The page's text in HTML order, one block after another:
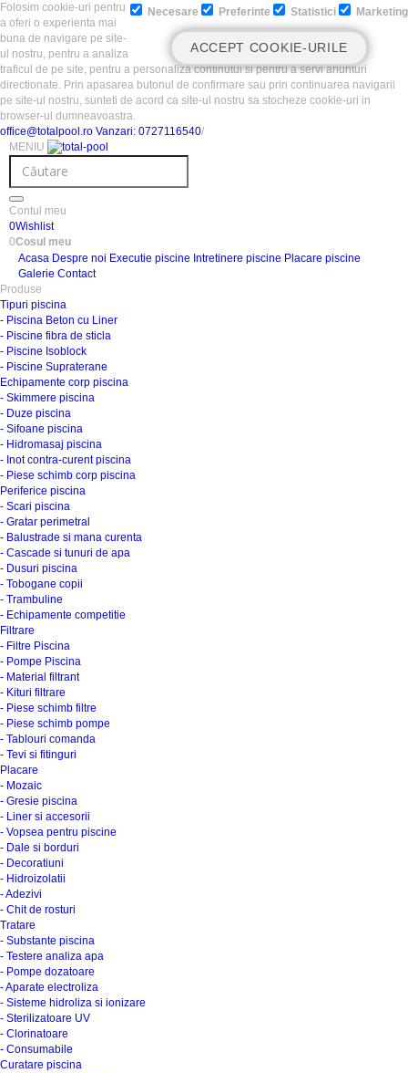
Necesare Preferinte Statistici Marketing
ACCEPT COOKIE-URILE
Folosim cookie-uri pentru
a oferi o experienta mai
buna de navigare pe site-
ul nostru, pentru a analiza
traficul de pe site, pentru a personaliza continutul si pentru a servi anunturi
directionate. Prin apasarea butonul de confirmare sau prin continuarea navigarii
pe site-ul nostru, sunteti de acord ca site-ul nostru sa stocheze cookie-uri in
browser-ul dumneavoastra.
office@totalpool.ro Vanzari: 0727116540/
MENIU
Contul meu
0Wishlist
0Cosul meu
Acasa Despre noi Executie piscine Intretinere piscine Placare piscine
Galerie Contact
Produse
Tipuri piscina
- Piscina Beton cu Liner
- Piscine fibra de sticla
- Piscine Isoblock
- Piscine Supraterane
Echipamente corp piscina
- Skimmere piscina
- Duze piscina
- Sifoane piscina
- Hidromasaj piscina
- Inot contra-curent piscina
- Piese schimb corp piscina
Periferice piscina
- Scari piscina
- Gratar perimetral
- Balustrade si mana curenta
- Cascade si tunuri de apa
- Dusuri piscina
- Tobogane copii
- Trambuline
- Echipamente competitie
Filtrare
- Filtre Piscina
- Pompe Piscina
- Material filtrant
- Kituri filtrare
- Piese schimb filtre
- Piese schimb pompe
- Tablouri comanda
- Tevi si fitinguri
Placare
- Mozaic
- Gresie piscina
- Liner si accesorii
- Vopsea pentru piscine
- Dale si borduri
- Decoratiuni
- Hidroizolatii
- Adezivi
- Chit de rosturi
Tratare
- Substante piscina
- Testere analiza apa
- Pompe dozatoare
- Aparate electroliza
- Sisteme hidroliza si ionizare
- Sterilizatoare UV
- Clorinatoare
- Consumabile
Curatare piscina